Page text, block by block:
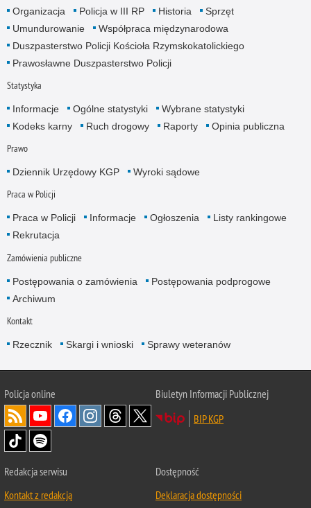
Organizacja
Policja w III RP Historia
Sprzęt
Umundurowanie
Współpraca międzynarodowa
Duszpasterstwo Policji Kościoła Rzymskokatolickiego
Prawosławne Duszpasterstwo Policji
Statystyka
Informacje Ogólne statystyki
Wybrane statystyki
Kodeks karny
Ruch drogowy Raporty Opinia publiczna
Prawo
Dziennik Urzędowy KGP Wyroki sądowe
Praca w Policji
Praca w Policji Informacje Ogłoszenia
Listy rankingowe
Rekrutacja
Zamówienia publiczne
Postępowania o zamówienia
Postępowania podprogowe
Archiwum
Kontakt
Rzecznik Skargi i wnioski Sprawy weteranów
Policjaonline
Biuletyn Informacji Publicznej
BIP KGP
Redakcja serwisu
Kontakt z redakcją
Dostępność
Deklaracja dostępności